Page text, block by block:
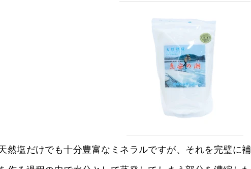
然塩だけでも十分豊富なミネラルですが、それを完璧に補